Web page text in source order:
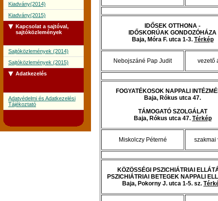
Kiadvány(2014)
Kiadvány(2015)
Kapcsolat a sajtóval,
sajtóközlemények
Sajtóközlemények (2014)
Sajtóközlemények (2015)
Adatkezelés
Adatvédelmi és Adatkezelési
Tájékoztató
IDŐSEK OTTHONA -
IDŐSKORÚAK GONDOZÓHÁZA
Baja, Móra F. utca 1-3. Térkép
Nebojszáné Pap Judit vezető
FOGYATÉKOSOK NAPPALI
Baja, Rókus utca 47.
TÁMOGATÓ SZOLGÁLAT
Baja, Rókus utca 47. Térkép
Miskolczy Péterné szakmai
KÖZÖSSÉGI PSZICHIÁTRIAI
PSZICHIÁTRIAI BETEGEK NAPPALI
Baja, Pokorny J. utca 1-5. sz.